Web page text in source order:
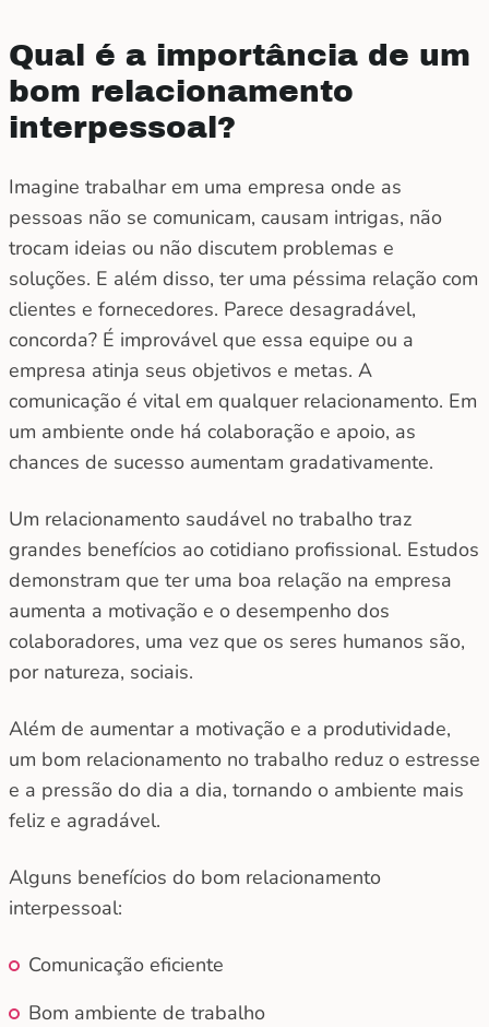
Qual é a importância de um
bom relacionamento
interpessoal?
Imagine trabalhar em uma empresa onde as
pessoas não se comunicam, causam intrigas, não
trocam ideias ou não discutem problemas e
soluções. E além disso, ter uma péssima relação com
clientes e fornecedores. Parece desagradável,
concorda? É improvável que essa equipe ou a
empresa atinja seus objetivos e metas. A
comunicação é vital em qualquer relacionamento. Em
um ambiente onde há colaboração e apoio, as
chances de sucesso aumentam gradativamente.
Um relacionamento saudável no trabalho traz
grandes benefícios ao cotidiano profissional. Estudos
demonstram que ter uma boa relação na empresa
aumenta a motivação e o desempenho dos
colaboradores, uma vez que os seres humanos são,
por natureza, sociais.
Além de aumentar a motivação e a produtividade,
um bom relacionamento no trabalho reduz o estresse
e a pressão do dia a dia, tornando o ambiente mais
feliz e agradável.
Alguns benefícios do bom relacionamento
interpessoal:
Comunicação eficiente
Bom ambiente de trabalho